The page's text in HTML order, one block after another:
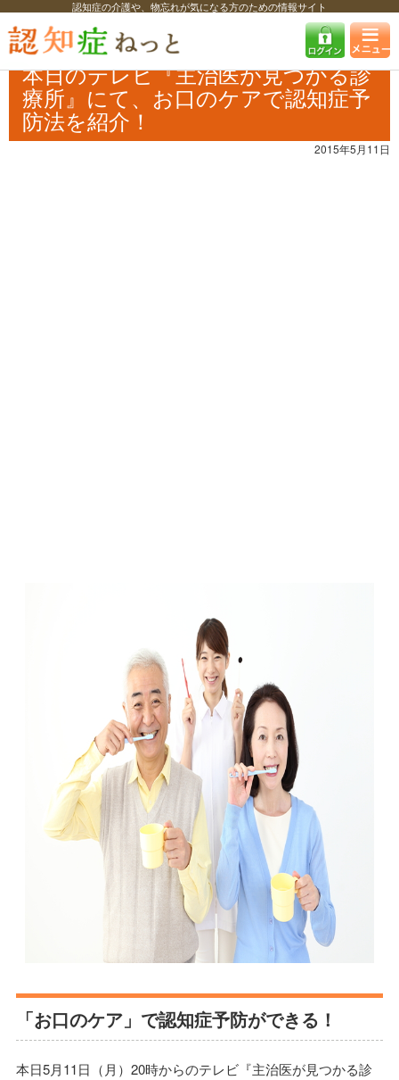
認知症の介護や、物忘れが気になる方のための情報サイト
認知症ねっと 認知症最新ニュース 予防・改善
本日のテレビ『主治医
が見つかる診療所』にて、お口のケアで認知症予防法を紹介！
本日のテレビ『主治医が見つかる診
療所』にて、お口のケアで認知症予
防法を紹介！
2015年5月11日
「お口のケア」で認知症予防ができる！
本日5月11日（月）20時からのテレビ『主治医が見つかる診